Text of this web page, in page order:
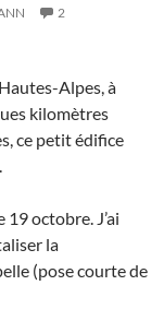
2
Alpes, à
kilomètres
ce petit édifice
19 octobre. J’ai
la
(pose courte de